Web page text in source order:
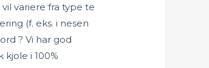
variere fra type te
(f. eks. i nesen
? Vi har god
i 100%